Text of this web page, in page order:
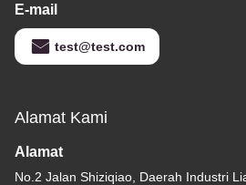
E-mail
test@test.com
Alamat Kami
Alamat
No.2 Jalan Shiziqiao, Daerah Industri